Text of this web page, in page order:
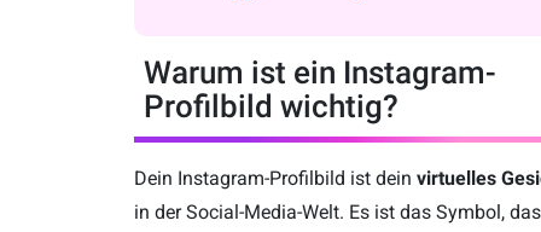
Warum ist ein Instagram-
Profilbild wichtig?
Dein Instagram-Profilbild ist dein virtuelles
in der Social-Media-Welt. Es ist das Symbol, das